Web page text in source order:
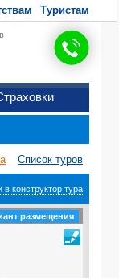
Туристам
Список туров
в конструктор тура
размещения